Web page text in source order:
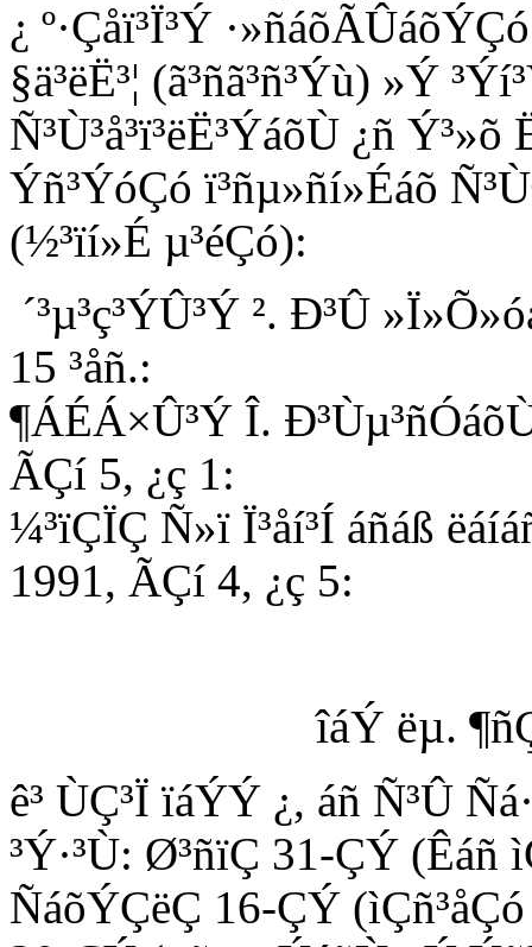
¿ º·Çåï³Ï³Ý
§ä³ëË³¦ (ã³ñã³ñ³Ýù) »Ý
Ñ³Ù³å³ï³ëË³ÝáõÙ ¿ñ
Ýñ³ÝóÇó ï³ñµ»ñí»Éáõ
(½³ïí»É µ³éÇó):
´³µ³ç³ÝÛ³Ý ². Ð³Û
15 ³åñ.:
¶ÁÉÁ×Û³Ý Î.
ÃÇí 5, ¿ç 1:
¼³ïÇÏÇ Ñ»ï Ï³åí³Í áñáß
1991, ÃÇí 4, ¿ç 5:
îáÝ ëµ.
ê³ ÙÇ³Ï ïáÝÝ ¿, áñ Ñ³Û
³Ý·³Ù: Ø³ñïÇ 31-ÇÝ (Êáñ
ÑáõÝÇëÇ 16-ÇÝ